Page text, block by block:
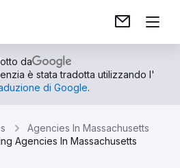
da
è stata tradotta utilizzando l'
di Google.
Agencies In Massachusetts
Agencies In Massachusetts